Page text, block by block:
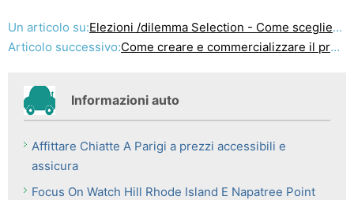
Un articolo su:Elezioni /dilemma Selection - Come scegliere
Articolo successivo:Come creare e commercializzare il proprio prodotto
Informazioni auto
Affittare Chiatte A Parigi a prezzi accessibili e
assicura
Focus On Watch Hill Rhode Island E Napatree Point